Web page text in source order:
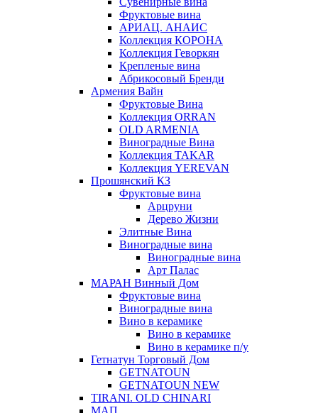
Фруктовые вина
АРИАЦ. АНАИС
Коллекция КОРОНА
Коллекция Геворкян
Крепленые вина
Абрикосовый Бренди
Армения Вайн
Фруктовые Вина
Коллекция ORRAN
OLD ARMENIA
Виноградные Вина
Коллекция TAKAR
Коллекция YEREVAN
Прошянский КЗ
Фруктовые вина
Арцруни
Дерево Жизни
Элитные Вина
Виноградные вина
Виноградные вина
Арт Палас
МАРАН Винный Дом
Фруктовые вина
Виноградные вина
Вино в керамике
Вино в керамике
Вино в керамике п/у
Гетнатун Торговый Дом
GETNATOUN
GETNATOUN NEW
TIRANI. OLD CHINARI
МАП